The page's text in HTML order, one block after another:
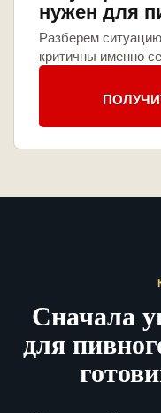
нужен для
Разберем
критичны именно
Сначала
для